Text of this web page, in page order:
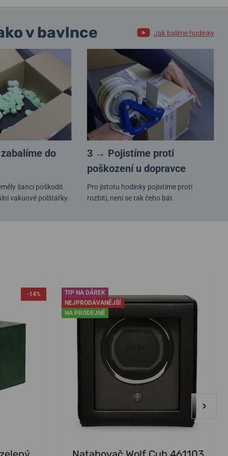
Jak balíme hodinky
v bavlnce
do
šanci poškodit.
vakuové polštářky.
3 → Pojistíme proti
poškození u dopravce
Pro jistotu hodinky pojistíme proti
rozbití, není se tak čeho bát.
-14%
TIP NA DÁREK
NEJPRODÁVANĚJŠÍ
NA PRODEJNĚ